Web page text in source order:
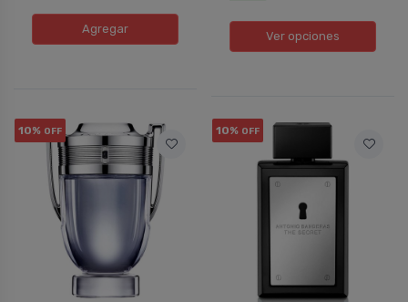
Agregar
Ver opciones
10% OFF 10% OFF